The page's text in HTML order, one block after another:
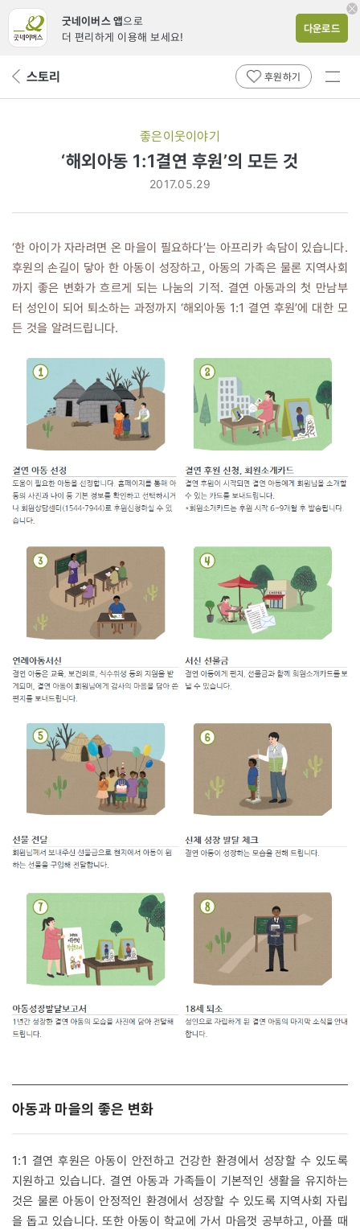
굿네이버스 앱으로
더 편리하게 이용해 보세요!
다운로드
뒤 스토리 후원하기
전체
좋은이웃이야기
‘해외아동 1:1결연 후원’의 모든 것
2017.05.29
‘한 아이가 자라려면 온 마을이 필요하다’는 아프리카 속담이 있습니다.
후원의 손길이 닿아 한 아동이 성장하고, 아동의 가족은 물론 지역사회
까지 좋은 변화가 흐르게 되는 나눔의 기적. 결연 아동과의 첫 만남부
터 성인이 되어 퇴소하는 과정까지 ‘해외아동 1:1 결연 후원’에 대한 모
든 것을 알려드립니다.
아동과 마을의 좋은 변화
1:1 결연 후원은 아동이 안전하고 건강한 환경에서 성장할 수 있도록
지원하고 있습니다. 결연 아동과 가족들이 기본적인 생활을 유지하는
것은 물론 아동이 안정적인 환경에서 성장할 수 있도록 지역사회 자립
을 돕고 있습니다. 또한 아동이 학교에 가서 마음껏 공부하고, 아플 때